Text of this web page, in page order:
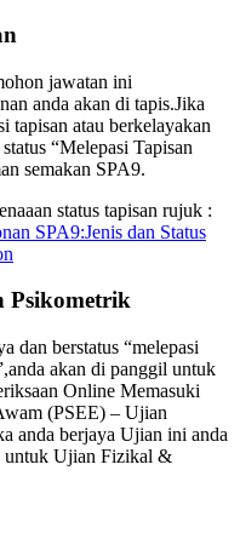
jawatan ini
anda akan di tapis.Jika
tapisan atau berkelayakan
“Melepasi Tapisan
semakan SPA9.
status tapisan rujuk :
SPA9:Jenis dan Status
Psikometrik
dan berstatus “melepasi
akan di panggil untuk
Online Memasuki
(PSEE) – Ujian
anda berjaya Ujian ini anda
untuk Ujian Fizikal &